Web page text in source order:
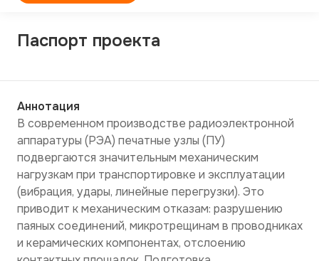
Паспорт проекта
Аннотация
В современном производстве радиоэлектронной
аппаратуры (РЭА) печатные узлы (ПУ)
подвергаются значительным механическим
нагрузкам при транспортировке и эксплуатации
(вибрация, удары, линейные перегрузки). Это
приводит к механическим отказам: разрушению
паяных соединений, микротрещинам в проводниках
и керамических компонентах, отслоению